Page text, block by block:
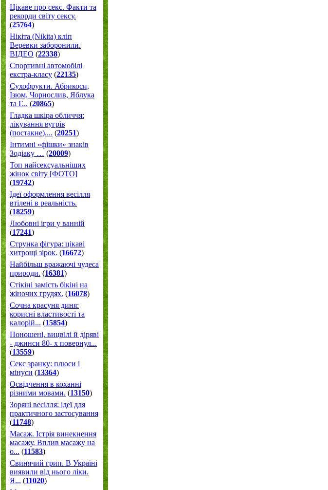
Цікаве про секс. Факти та
рекорди світу сексу.
(25764)
Нікіта (Nikita) кліп
Веревки заборонили.
ВІДЕО (22338)
Спортивні автомобілі
екстра-класу (22135)
Cухофрукти. Абрикоси,
Ізюм, Чорнослив, Яблука
та Г... (20865)
Гладка шкіра обличчя:
лікування вугрів
(постакне).... (20251)
Інтимні «фішки» знаків
Зодіаку … (20009)
Топ найсексуальніших
жінок світу [ФОТО]
(19742)
Ідеї оформлення весілля
втілені в реальність.
(18259)
Любовні ігри у ванній
(17241)
Струнка фігура: цікаві
хитрощі зірок. (16672)
Найбільш вражаючі чудеса
природи. (16381)
Стікіні замість бікіні на
жіночих грудях. (16078)
Сочна красуня диня:
корисні властивості та
калорій... (15854)
Поношені, вицвілі й діряві
- джинси 80- х повернул...
(13559)
Секс зранку: плюси і
мінуси (13364)
Освідчення в коханні
різними мовами. (13150)
Зоряні весілля: ідеї для
практичного застосування
(11748)
Масаж. Істрія винекнення
масажу. Вплив масажу на
о... (11583)
Свинячий грип. В Україні
виявили від нього ліки.
Я... (11020)